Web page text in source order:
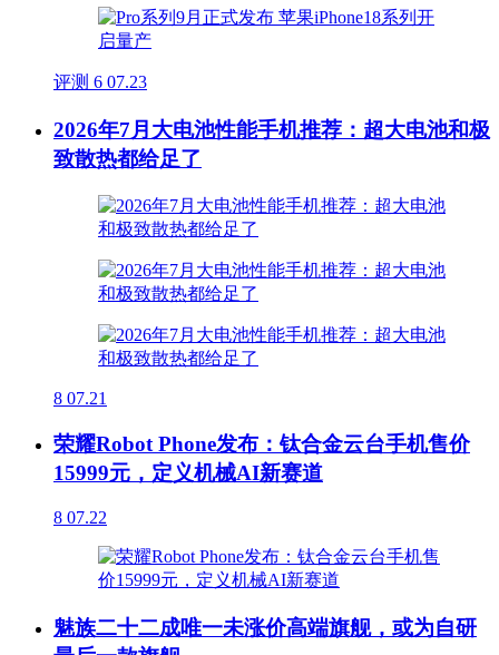
评测 6 07.23
2026年7月大电池性能手机推荐：超大电池和极
致散热都给足了
8 07.21
荣耀Robot Phone发布：钛合金云台手机售价
15999元，定义机械AI新赛道
8 07.22
魅族二十二成唯一未涨价高端旗舰，或为自研